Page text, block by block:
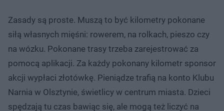
Zasady są proste. Muszą to być kilometry pokonane
siłą własnych mięśni: rowerem, na rolkach, pieszo czy
na wózku. Pokonane trasy trzeba zarejestrować za
pomocą aplikacji. Za każdy pokonany kilometr sponsor
akcji wypłaci złotówkę. Pieniądze trafią na konto Klubu
Narnia w Olsztynie, świetlicy w centrum miasta. Dzieci
spędzają tu czas bawiąc się, ale mogą też liczyć na